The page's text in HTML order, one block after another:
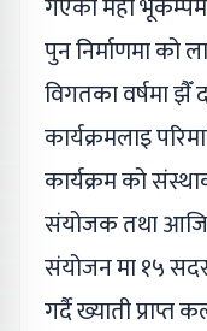
पुन निर्माणमा को
विगतका वर्षमा झैँ
कार्यक्रमलाइ
कार्यक्रम को
संयोजक तथा
संयोजन मा १५
गर्दै ख्याती